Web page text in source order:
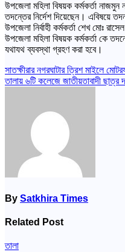
উপজেলা মহিলা বিষয়ক কর্মকর্তা নাজমুন
তদন্তের নির্দেশ দিয়েছেন। এবিষয়ে
উপজেলা নির্বাহী কর্মকর্তা শেখ মোঃ
উপজেলা মহিলা বিষয়ক কর্মকর্তা কে
যথাযথ ব্যবস্থা গ্রহণ করা হবে।
Post
navigation
সাতক্ষীরার নগরঘাটার ত্রিশ মাইলে
তালায় ৬টি কলেজে জাতীয়তাবাদী ছাত্র
By Satkhira Times
Related Post
তালা